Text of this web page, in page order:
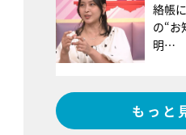
絡帳
の“
明…
もっと